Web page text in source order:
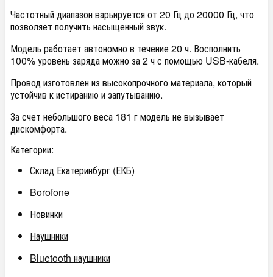
Частотный диапазон варьируется от 20 Гц до 20000 Гц, что
позволяет получить насыщенный звук.
Модель работает автономно в течение 20 ч. Восполнить
100% уровень заряда можно за 2 ч с помощью USB-кабеля.
Провод изготовлен из высокопрочного материала, который
устойчив к истиранию и запутыванию.
За счет небольшого веса 181 г модель не вызывает
дискомфорта.
Категории:
Склад Екатеринбург (ЕКБ)
Borofone
Новинки
Наушники
Bluetooth наушники